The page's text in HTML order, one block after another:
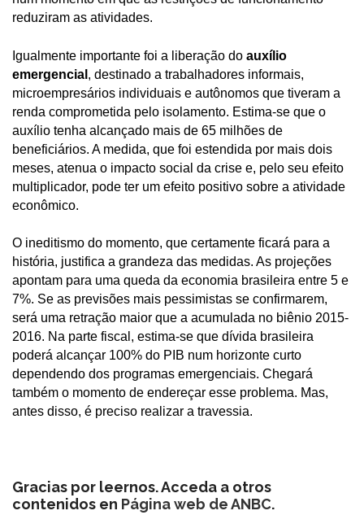
reduziram as atividades.
Igualmente importante foi a liberação do auxílio
emergencial , destinado a trabalhadores informais,
microempresários individuais e autônomos que tiveram a
renda comprometida pelo isolamento. Estima-se que o
auxílio tenha alcançado mais de 65 milhões de
beneficiários. A medida, que foi estendida por mais dois
meses, atenua o impacto social da crise e, pelo seu efeito
multiplicador, pode ter um efeito positivo sobre a atividade
econômico.
O ineditismo do momento, que certamente ficará para a
história, justifica a grandeza das medidas. As projeções
apontam para uma queda da economia brasileira entre 5 e
7%. Se as previsões mais pessimistas se confirmarem,
será uma retração maior que a acumulada no biênio 2015-
2016. Na parte fiscal, estima-se que dívida brasileira
poderá alcançar 100% do PIB num horizonte curto
dependendo dos programas emergenciais. Chegará
também o momento de endereçar esse problema. Mas,
antes disso, é preciso realizar a travessia.
Gracias por leernos. Acceda a otros
contenidos en Página web de ANBC.